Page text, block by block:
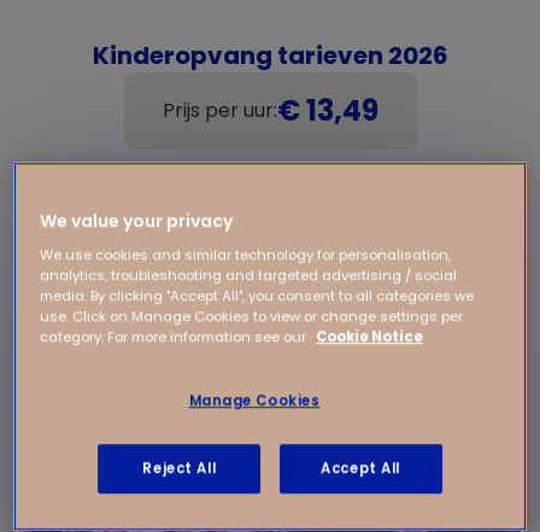
Kinderopvang tarieven 2026
Prijs per uur:€ 13,49
We value your privacy
We use cookies and similar technology for personalisation,
analytics, troubleshooting and targeted advertising / social
media. By clicking "Accept All", you consent to all categories we
use. Click on Manage Cookies to view or change settings per
category. For more information see our Cookie Notice
Manage Cookies
Reject All Accept All